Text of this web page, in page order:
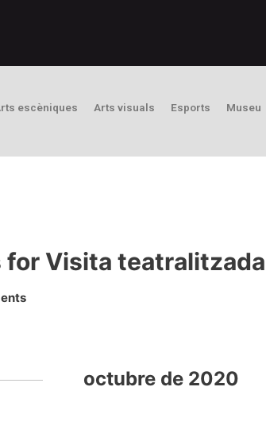
escèniques Arts visuals Esports Museu
Visita teatralitzada
octubre de 2020